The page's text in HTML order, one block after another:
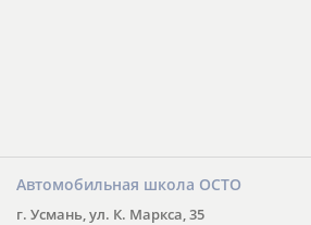
Автомобильная школа ОСТО
г. Усмань, ул. К. Маркса, 35